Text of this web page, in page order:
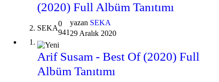
(2020) Full Albüm Tanıtımı
SEKA
0
941
yazan SEKA
29 Aralık 2020
Arif Susam - Best Of (2020) Full
Albüm Tanıtımı